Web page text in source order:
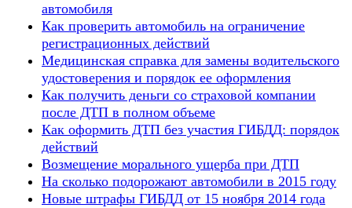
автомобиля
Как проверить автомобиль на ограничение
регистрационных действий
Медицинская справка для замены водительского
удостоверения и порядок ее оформления
Как получить деньги со страховой компании
после ДТП в полном объеме
Как оформить ДТП без участия ГИБДД: порядок
действий
Возмещение морального ущерба при ДТП
На сколько подорожают автомобили в 2015 году
Новые штрафы ГИБДД от 15 ноября 2014 года